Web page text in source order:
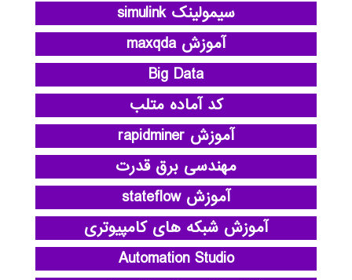
سیمولینک simulink
آموزش maxqda
Big Data
کد آماده متلب
آموزش rapidminer
مهندسی برق قدرت
آموزش stateflow
آموزش شبکه های کامپیوتری
Automation Studio